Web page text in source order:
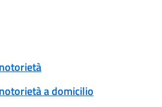
a domicilio